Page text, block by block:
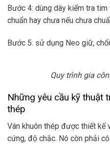
Bước 4: dùng dây kiểm tra
chuẩn hay chưa nếu chưa
Bước 5: sử dụng Neo giữ,
Quy trình gia
Những yêu cầu kỹ thuật
thép
Ván khuôn thép được thiết
cứng, độ chắc. Nó còn phải